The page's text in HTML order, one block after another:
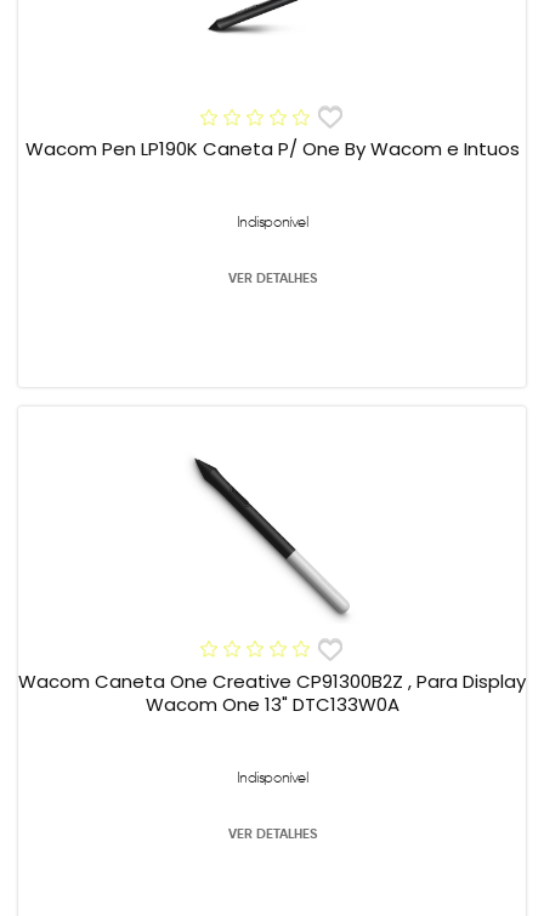
Wacom Pen LP190K Caneta P/ One By Wacom e Intuos
Indisponível
VER DETALHES
Wacom Caneta One Creative CP91300B2Z , Para Display
Wacom One 13" DTC133W0A
Indisponível
VER DETALHES